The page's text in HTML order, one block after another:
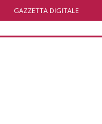
GAZZETTA DIGITALE